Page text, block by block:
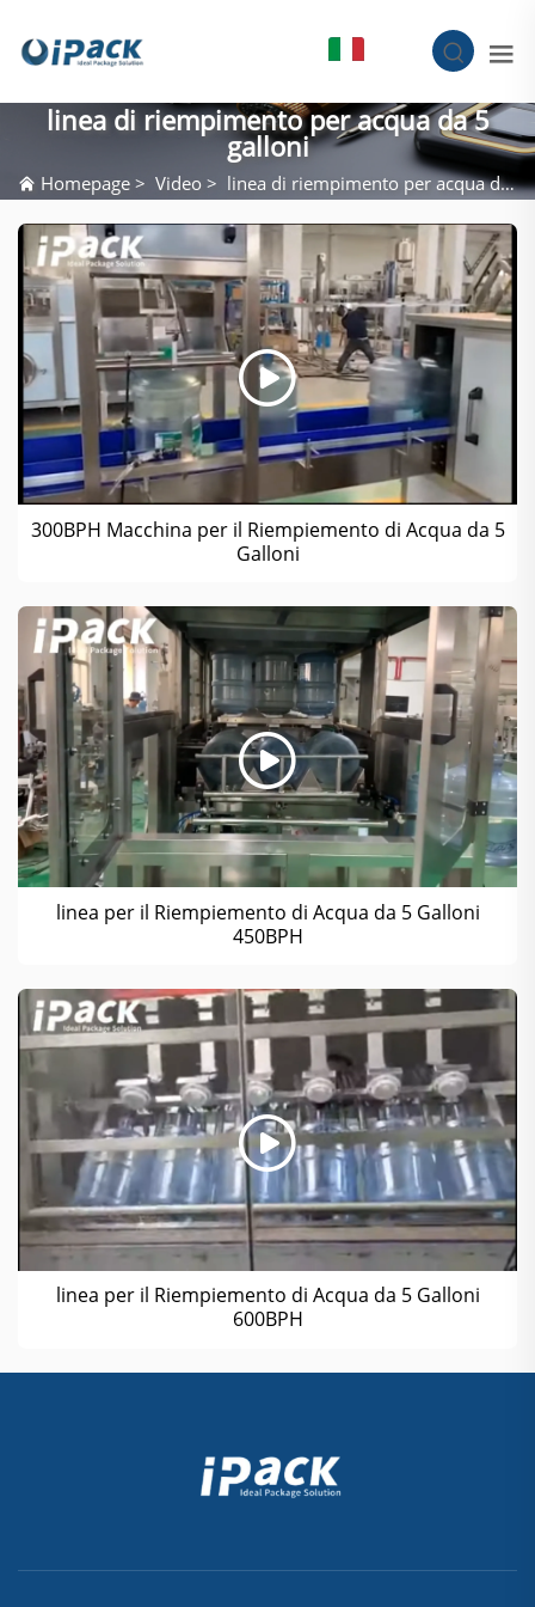
linea di riempimento per acqua da 5
galloni
Homepage > Video > linea di riempimento per acqua da 5 galloni
300BPH Macchina per il Riempiemento di Acqua da 5
Galloni
linea per il Riempiemento di Acqua da 5 Galloni
450BPH
linea per il Riempiemento di Acqua da 5 Galloni
600BPH